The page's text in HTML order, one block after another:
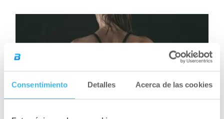
Consentimiento Detalles Acerca de las cookies